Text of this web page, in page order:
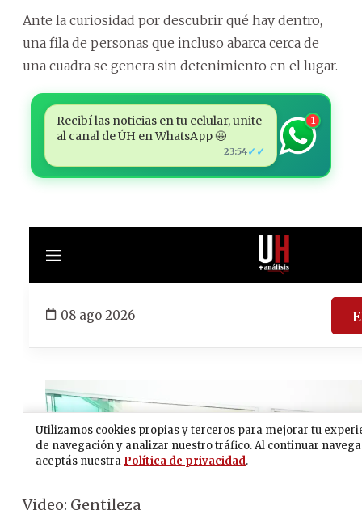
Ante la curiosidad por descubrir qué hay dentro,
una fila de personas que incluso abarca cerca de
una cuadra se genera sin detenimiento en el lugar.
Recibí las noticias en tu celular, unite
al canal de ÚH en WhatsApp 🤩
23:54✓✓
1
Video: Gentileza